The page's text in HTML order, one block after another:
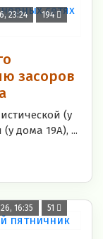
23:24 194
засоров
(у
дома 19А), ...
16:35 51